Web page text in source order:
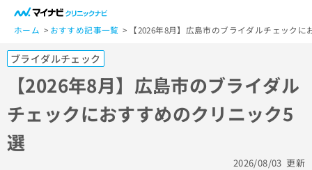
ホーム おすすめ記事一覧 【2026年8月】広島市のブライダルチェック
ブライダルチェック
【2026年8月】広島市のブライダル
チェックにおすすめのクリニック5
選
2026/08/03 更新
一
般
ー
ザ
ー
の
方
は
こ